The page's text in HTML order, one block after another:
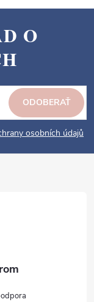
O
osobních údajů
ODOBERAŤ